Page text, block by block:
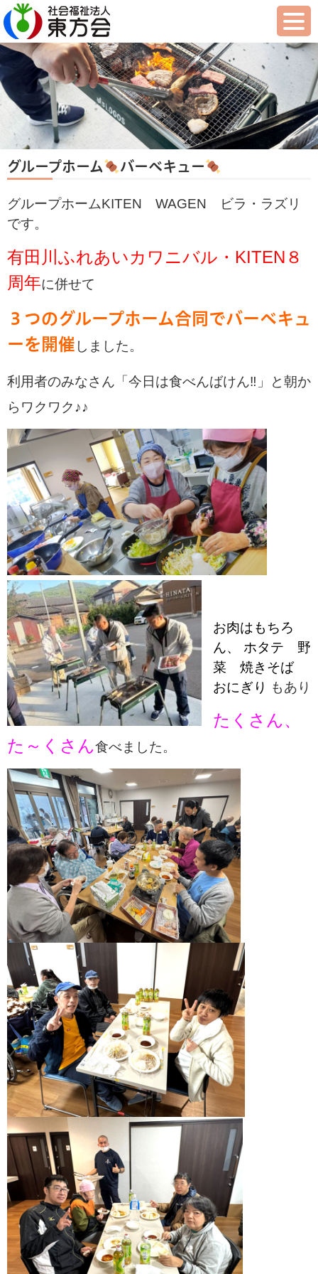
グループホーム バーベキュー
グループホームKITEN WAGEN ビラ・ラズリ
です。
有田川ふれあいカワニバル・KITEN８
周年に併せて
３つのグループホーム合同でバーベキュ
ーを開催 しました。
利用者のみなさん「今日は食べんばけん‼」と朝か
らワクワク♪♪
お肉はもちろ
ん、 ホタテ 野
菜 焼きそば
おにぎり もあり
たくさん、
た～くさん食べました。